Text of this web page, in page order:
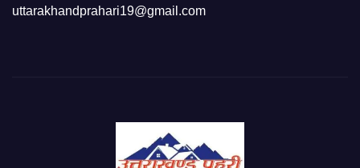
uttarakhandprahari19@gmail.com